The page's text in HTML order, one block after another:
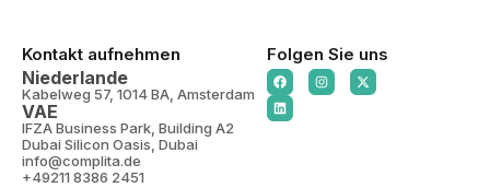
Kontakt aufnehmen
Niederlande
Kabelweg 57, 1014 BA, Amsterdam
VAE
IFZA Business Park, Building A2
Dubai Silicon Oasis, Dubai
info@complita.de
+49211 8386 2451
Folgen Sie uns